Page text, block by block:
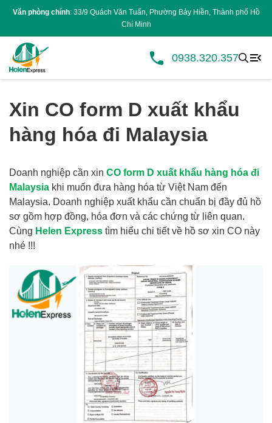
Văn phòng chính: 33/9 Quách Văn Tuấn, Phường Bảy Hiền, Thành phố Hồ
Chí Minh
0938.320.357
Xin CO form D xuất khẩu
hàng hóa đi Malaysia
Doanh nghiệp cần xin CO form D xuất khẩu hàng hóa đi
Malaysia khi muốn đưa hàng hóa từ Việt Nam đến
Malaysia. Doanh nghiệp xuất khẩu cần chuẩn bị đầy đủ hồ
sơ gồm hợp đồng, hóa đơn và các chứng từ liên quan.
Cùng Helen Express tìm hiểu chi tiết về hồ sơ xin CO này
nhé !!!